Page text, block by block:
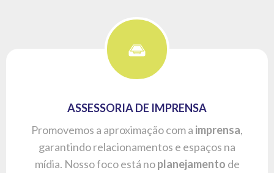
ASSESSORIA DE IMPRENSA
Promovemos a aproximação com a imprensa,
garantindo relacionamentos e espaços na
mídia. Nosso foco está noplanejamento de